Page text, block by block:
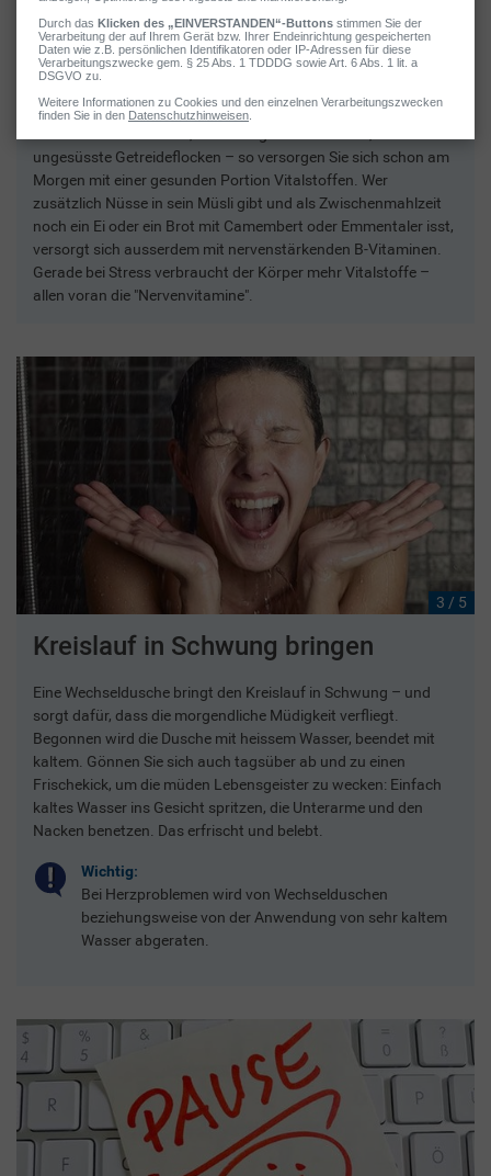
Power-Frühstück
Fettige Croissants, pappiger Toast und süsse Cornflakes
ein echtes Power-Frühstück, um energievoll in den Tag zu
ungesüsste Getreideflocken – so versorgen Sie sich schon am
Morgen mit einer gesunden Portion Vitalstoffen. Wer
zusätzlich Nüsse in sein Müsli gibt und als Zwischenmahlzeit
noch ein Ei oder ein Brot mit Camembert oder Emmentaler isst,
versorgt sich ausserdem mit nervenstärkenden B-Vitaminen.
Gerade bei Stress verbraucht der Körper mehr Vitalstoffe –
allen voran die "Nervenvitamine".
3 / 5
Kreislauf in Schwung bringen
Eine Wechseldusche bringt den Kreislauf in Schwung – und
sorgt dafür, dass die morgendliche Müdigkeit verfliegt.
Begonnen wird die Dusche mit heissem Wasser, beendet mit
kaltem. Gönnen Sie sich auch tagsüber ab und zu einen
Frischekick, um die müden Lebensgeister zu wecken: Einfach
kaltes Wasser ins Gesicht spritzen, die Unterarme und den
Nacken benetzen. Das erfrischt und belebt.
Wichtig:
Bei Herzproblemen wird von Wechselduschen
beziehungsweise von der Anwendung von sehr kaltem
Wasser abgeraten.